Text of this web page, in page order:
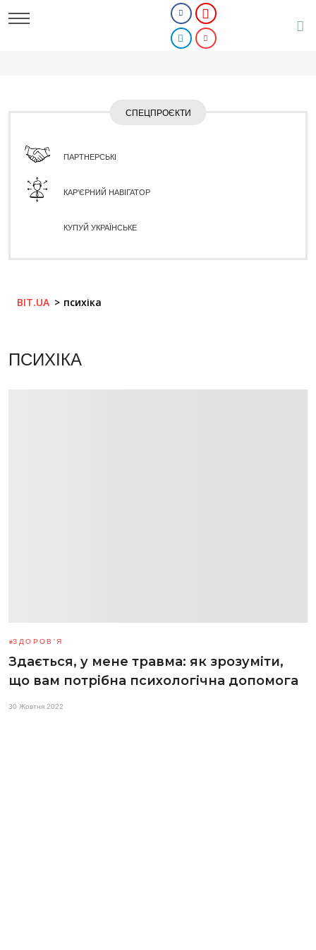
СПЕЦПРОЄКТИ
ПАРТНЕРСЬКІ
КАР'ЄРНИЙ НАВІГАТОР
КУПУЙ УКРАЇНСЬКЕ
BIT.UA психіка
ПСИХІКА
ЗДОРОВ'Я
Здається, у мене травма: як зрозуміти,
що вам потрібна психологічна допомога
30 Жовтня 2022